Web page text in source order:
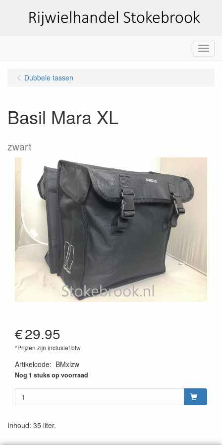
Menu
Dubbele tassen
Basil Mara XL
zwart
€29.95
*Prijzen zijn inclusief btw
Artikelcode: BMxlzw
Nog 1 stuks op voorraad
Inhoud: 35 liter.